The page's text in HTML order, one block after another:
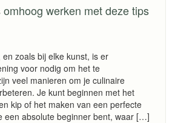
werken met deze tips
zoals bij elke kunst, is er
voor nodig om het te
veel manieren om je culinaire
Je kunt beginnen met het
kip of het maken van een perfecte
een absolute beginner bent, waar […]